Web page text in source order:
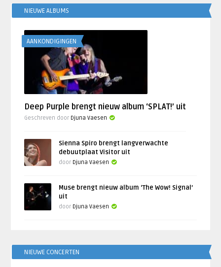
NIEUWE ALBUMS
AANKONDIGINGEN
Deep Purple brengt nieuw album ‘SPLAT!’ uit
Geschreven door Djuna Vaesen
Sienna Spiro brengt langverwachte
debuutplaat Visitor uit
door Djuna Vaesen
Muse brengt nieuw album ‘The Wow! Signal’
uit
door Djuna Vaesen
NIEUWE CONCERTEN